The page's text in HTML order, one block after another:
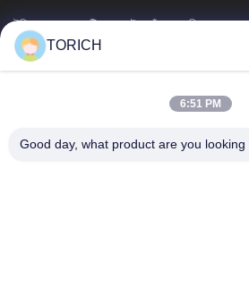
টরিচ গ্রুপ হল একটি ওয়ান-স্টপ কাঁচামাল পরিষেবা
উন্নয়ন, ট্রেডিং, গুদামজাতকরণ এবং কাস্টমাইজড
গুরুত্বপূর্ণ সংযোগ
পণ্য
কারখানা ভ্রমণ
মান নিয়ন্ত্রণ
TORICH
6:51 PM
Good day, what product are you looking